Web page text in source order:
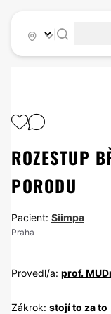
ROZESTUP
PORODU
Pacient: Siimpa
Praha
Provedl/a: prof.
Zákrok: stojí to za to